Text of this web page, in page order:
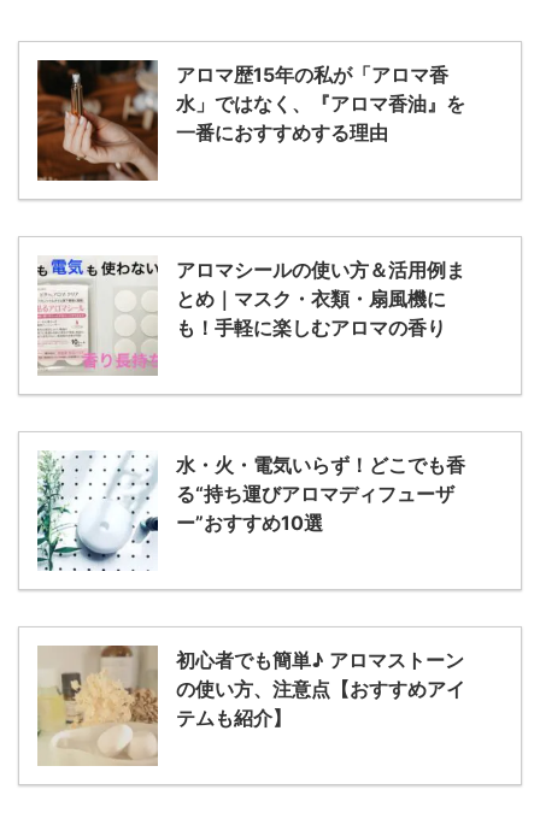
アロマ歴15年の私が「アロマ香
水」ではなく、『アロマ香油』を
一番におすすめする理由
アロマシールの使い方＆活用例ま
とめ｜マスク・衣類・扇風機に
も！手軽に楽しむアロマの香り
水・火・電気いらず！どこでも香
る“持ち運びアロマディフューザ
ー”おすすめ10選
初心者でも簡単♪ アロマストーン
の使い方、注意点【おすすめアイ
テムも紹介】